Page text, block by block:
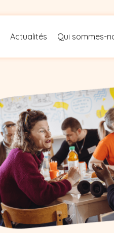
Actualités Qui sommes-